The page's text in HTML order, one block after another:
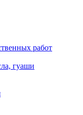
работ
гуаши